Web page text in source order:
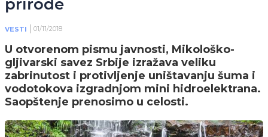
prirode
VESTI 01/11/2018
U otvorenom pismu javnosti, Mikološko-
gljivarski savez Srbije izražava veliku
zabrinutost i protivljenje uništavanju šuma i
vodotokova izgradnjom mini hidroelektrana.
Saopštenje prenosimo u celosti.